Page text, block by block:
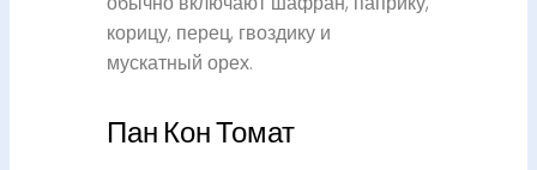
корицу, перец, гвоздику и
мускатный орех.
Пан Кон Томат